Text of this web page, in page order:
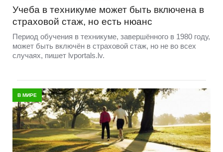
Учеба в техникуме может быть включена в
страховой стаж, но есть нюанс
Период обучения в техникуме, завершённого в 1980 году,
может быть включён в страховой стаж, но не во всех
случаях, пишет lvportals.lv.
В МИРЕ